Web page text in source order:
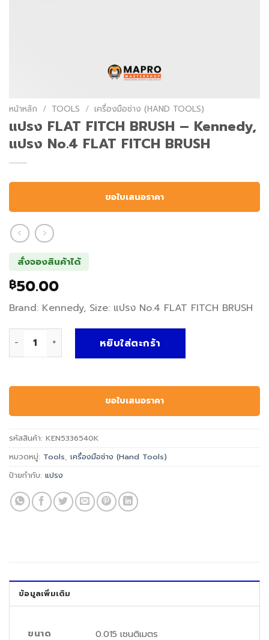
หน้าหลัก / TOOLS / เครื่องมือช่าง (HAND TOOLS)
แปรง FLAT FITCH BRUSH – Kennedy,
แปรง No.4 FLAT FITCH BRUSH
ขอใบเสนอราคา
สั่งจองสินค้าได้
฿50.00
Brand: Kennedy, Size: แปรง No.4 FLAT FITCH BRUSH
หยิบใส่ตะกร้า
ขอใบเสนอราคา
รหัสสินค้า: KEN5336540K
หมวดหมู่: Tools เครื่องมือช่าง (Hand Tools)
ป้ายกำกับ: แปรง
ข้อมูลเพิ่มเติม
ขนาด 0.015 เซนติเมตร